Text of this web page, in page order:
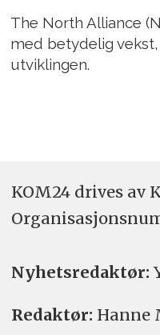
The North Alliance
med betydelig
utviklingen.
KOM24 drives av
Nyhetsredaktør:
Redaktør: Hanne